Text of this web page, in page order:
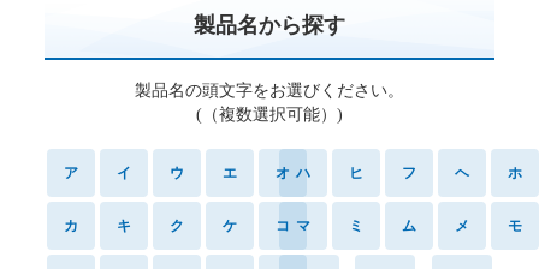
製品名から探す
製品名の頭文字をお選びください。
(（複数選択可能）)
ア イ ウ エ オ
カ キ ク ケ コ
ハ ヒ フ ヘ ホ
マ ミ ム メ モ